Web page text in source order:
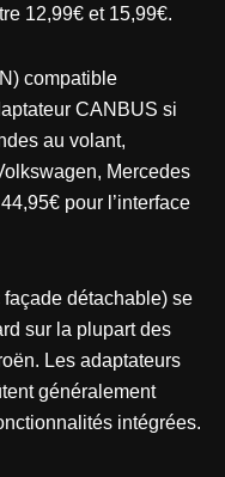
12,99€ et 15,99€.
compatible
CANBUS si
au volant,
Mercedes
pour l’interface
façade détachable) se
sur la plupart des
Les adaptateurs
généralement
intégrées.